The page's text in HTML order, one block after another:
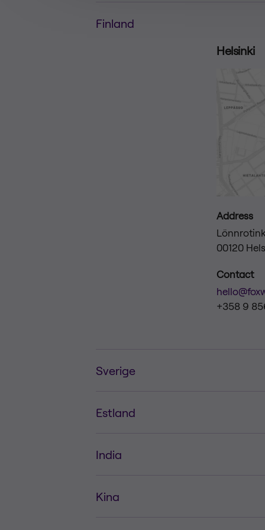
Finland
Helsinki
Address
00120
Contact
+358 9
Sverige
Estland
India
Kina